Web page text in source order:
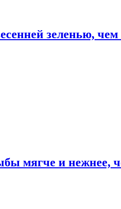
зеленью, чем
мягче и нежнее,